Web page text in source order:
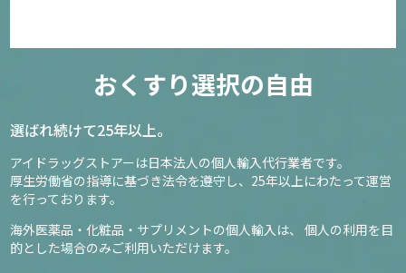
おくすり選択の自由
選ばれ続けて25年以上。
アイドラッグストアーは日本法人の個人輸入代行業者です。
厚生労働省の指導に基づき法令を遵守し、 25年以上にわたって運営
を行っております。
海外医薬品・化粧品・サプリメントの個人輸入は、
個人の利用を目
的とした場合のみご利用いただけます。